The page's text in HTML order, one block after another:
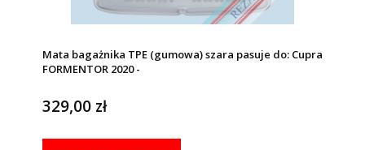
Mata bagażnika TPE (gumowa) szara pasuje do: Cupra
FORMENTOR 2020 -
329,00 zł